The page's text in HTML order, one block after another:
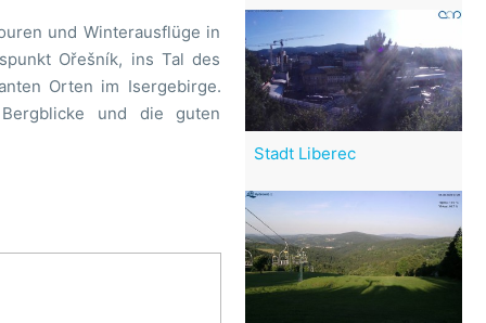
und Winterausflüge in
Ořešník, ins Tal des
Orten im Isergebirge.
und die guten
Stadt Liberec